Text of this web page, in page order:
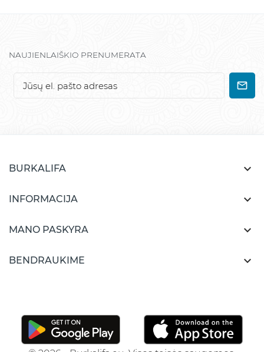
NAUJIENLAIŠKIO PRENUMERATA
BURKALIFA 
INFORMACIJA 
MANO PASKYRA 
BENDRAUKIME 